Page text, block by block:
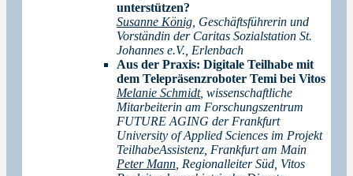
unterstützen?
Susanne König , Geschäftsführerin und
Vorständin der Caritas Sozialstation St.
Johannes e.V., Erlenbach
Aus der Praxis: Digitale Teilhabe mit
dem Telepräsenzroboter Temi bei Vitos
Melanie Schmidt, wissenschaftliche
Mitarbeiterin am Forschungszentrum
FUTURE AGING der Frankfurt
University of Applied Sciences im Projekt
TeilhabeAssistenz, Frankfurt am Main
Peter Mann , Regionalleiter Süd, Vitos